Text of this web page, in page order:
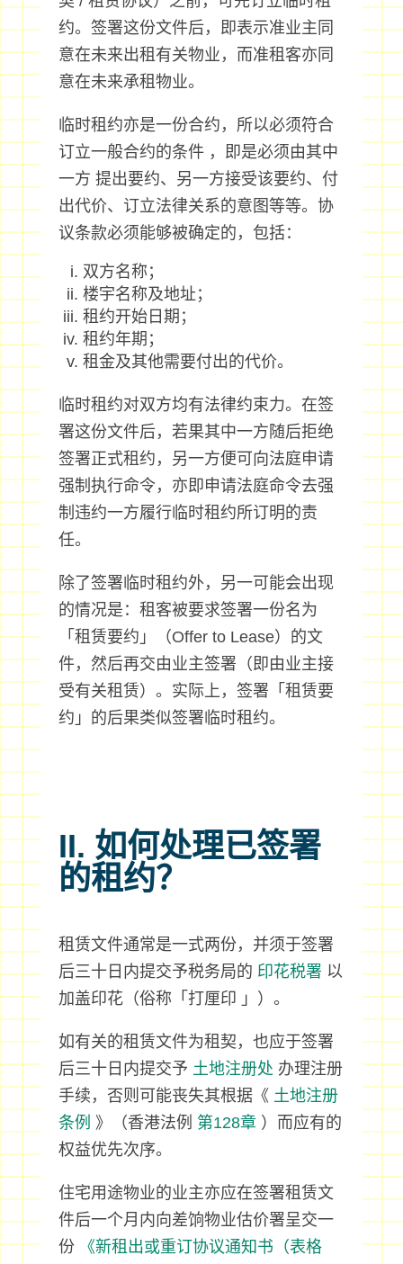
约。签署这份文件后，即表示准业主同
意在未来出租有关物业，而准租客亦同
意在未来承租物业。
临时租约亦是一份合约，所以必须符合
订立一般合约的条件 ，即是必须由其中
一方 提出要约、另一方接受该要约、付
出代价、订立法律关系的意图等等。协
议条款必须能够被确定的，包括：
双方名称；
楼宇名称及地址；
租约开始日期；
租约年期；
租金及其他需要付出的代价。
临时租约对双方均有法律约束力。在签
署这份文件后，若果其中一方随后拒绝
签署正式租约，另一方便可向法庭申请
强制执行命令，亦即申请法庭命令去强
制违约一方履行临时租约所订明的责
任。
除了签署临时租约外，另一可能会出现
的情况是：租客被要求签署一份名为
「租赁要约」（Offer to Lease）的文
件，然后再交由业主签署（即由业主接
受有关租赁）。实际上，签署「租赁要
约」的后果类似签署临时租约。
II. 如何处理已签署
的租约？
租赁文件通常是一式两份，并须于签署
后三十日内提交予税务局的 印花税署 以
加盖印花（俗称「打厘印 」）。
如有关的租赁文件为租契，也应于签署
后三十日内提交予 土地注册处办理注册
手续，否则可能丧失其根据《 土地注册
条例 》（香港法例 第128章）而应有的
权益优先次序。
住宅用途物业的业主亦应在签署租赁文
件后一个月内向差饷物业估价署呈交一
份
《新租出或重订协议通知书（表格